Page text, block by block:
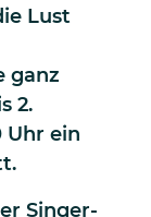
Lust
ganz
2.
Uhr ein
Singer-